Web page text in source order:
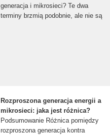
generacja i mikrosieci? Te dwa
terminy brzmią podobnie, ale nie są
Rozproszona generacja energii a
mikrosieci: jaka jest różnica?
Podsumowanie Różnica pomiędzy
rozproszona generacja kontra